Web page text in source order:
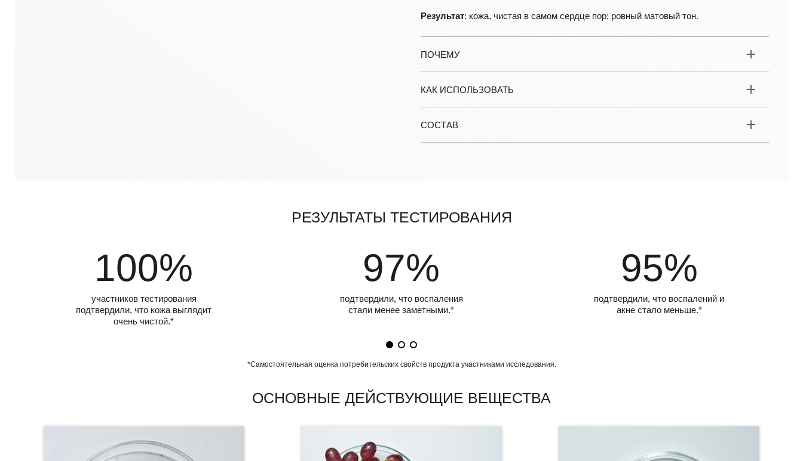
Результат: кожа, чистая в самом сердце пор; ровный матовый тон.
ПОЧЕМУ
КАК ИСПОЛЬЗОВАТЬ
СОСТАВ
Результаты тестирования
100%
участников тестирования
подтвердили, что кожа выглядит
очень чистой.*
97%
подтвердили, что воспаления
стали менее заметными.*
95%
подтвердили, что воспалений и
акне стало меньше.*
*Самостоятельная оценка потребительских свойств продукта участниками исследования.
ОСНОВНЫЕ ДЕЙСТВУЮЩИЕ ВЕЩЕСТВА